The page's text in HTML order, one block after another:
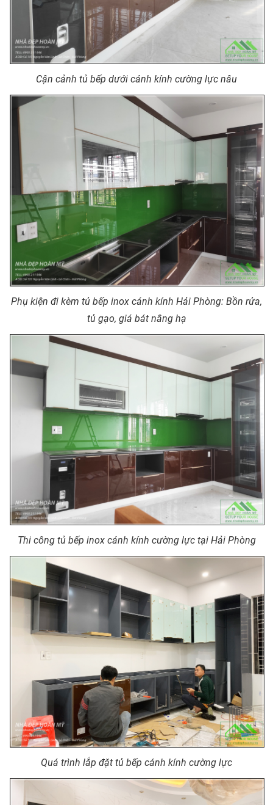
Cận cảnh tủ bếp dưới cánh kính cường lực nâu
Phụ kiện đi kèm tủ bếp inox cánh kính Hải Phòng: Bồn rửa,
tủ gạo, giá bát nâng hạ
Thi công tủ bếp inox cánh kính cường lực tại Hải Phòng
Quá trình lắp đặt tủ bếp cánh kính cường lực